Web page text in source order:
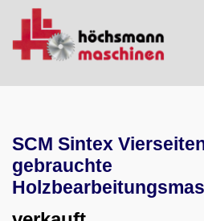
Maschinenankauf
Shop
SCM Sintex
gebrauchte